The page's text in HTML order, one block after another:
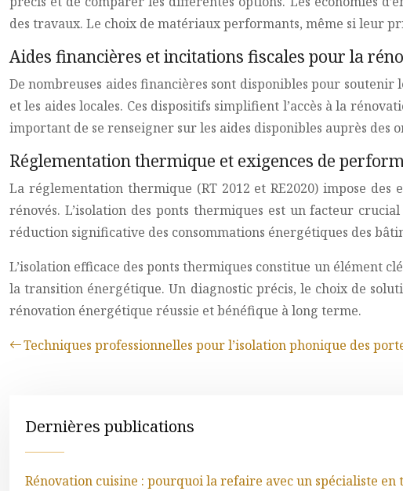
des travaux. Le choix de matériaux performants, même si leur
Aides financières et incitations fiscales pour la
De nombreuses aides financières sont disponibles pour soutenir
et les aides locales. Ces dispositifs simplifient l’accès à la
important de se renseigner sur les aides disponibles auprès des
Réglementation thermique et exigences de
La réglementation thermique (RT 2012 et RE2020) impose
rénovés. L’isolation des ponts thermiques est un facteur
réduction significative des consommations énergétiques des
L’isolation efficace des ponts thermiques constitue un élément
la transition énergétique. Un diagnostic précis, le choix de
rénovation énergétique réussie et bénéfique à long terme.
Techniques professionnelles pour l’isolation phonique des
Dernières publications
Rénovation cuisine : pourquoi la refaire avec un spécialiste